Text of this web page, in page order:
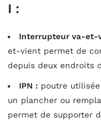
I :
Interrupteur va-et-
et-vient permet de
depuis deux endroits
IPN : poutre
un plancher ou
permet de supporter